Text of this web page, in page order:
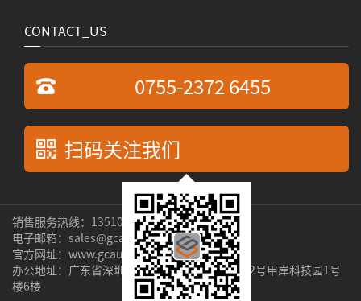
CONTACT_US
0755-2372 6455
扫码关注我们
销售服务热线：13510269529 张先生
电子邮箱：sales@gcauto.com.cn
官方网址：www.gcauto.com.cn
办公地址：广东省深圳市宝安区新安街道隆昌路2号甲岸科技园1号
楼6楼